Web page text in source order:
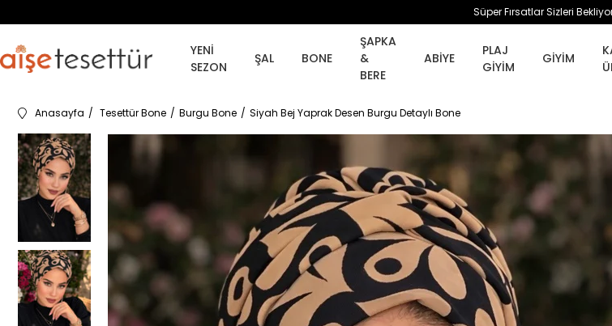
Süper Fırsatlar Sizleri
YENİ
SEZON
ŞAL BONE
ŞAPKA
&
BERE
ABİYE
PLAJ
GİYİM
GİYİM
Anasayfa Tesettür Bone Burgu Bone Siyah Bej Yaprak Desen Burgu Detaylı Bone